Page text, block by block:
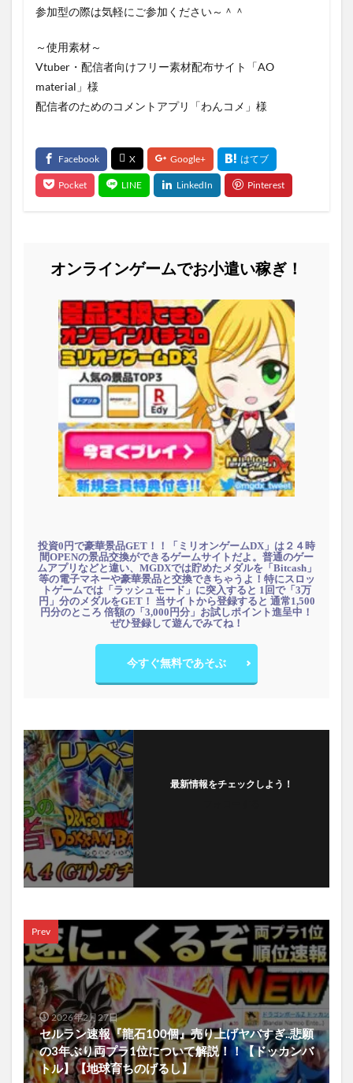
参加型の際は気軽にご参加ください～＾＾
～使用素材～
Vtuber・配信者向けフリー素材配布サイト「AO
material」様
配信者のためのコメントアプリ「わんコメ」様
オンラインゲームでお小遣い稼ぎ！
投資0円で豪華景品GET！！「ミリオンゲームDX」は２４時
間OPENの景品交換ができるゲームサイトだよ。普通のゲー
ムアプリなどと違い、MGDXでは貯めたメダルを「Bitcash」
等の電子マネーや豪華景品と交換できちゃうよ！特にスロッ
トゲームでは「ラッシュモード」に突入すると 1回で「3万
円」分のメダルをGET！ 当サイトから登録すると 通常1,500
円分のところ 倍額の「3,000円分」お試しポイント進呈中！
ぜひ登録して遊んでみてね！
今すぐ無料であそぶ
最新情報をチェックしよう！
Prev
2026年2月27日
セルラン速報『龍石100個』売り上げヤバすぎ..悲願
の3年ぶり両プラ1位について解説！！【ドッカンバ
トル】【地球育ちのげるし】